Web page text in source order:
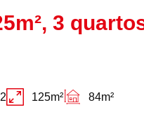
3
125m² 84m²